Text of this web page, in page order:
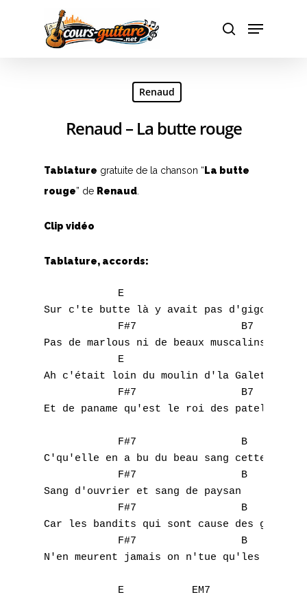
Hit enter to search or ESC to close
Renaud
Renaud – La butte rouge
Tablature gratuite de la chanson “ La butte
rouge” de Renaud
Clip vidéo
Tablature, accords:
            E
Sur c'te butte là y avait pas d'gigolette
            F#7                 B7
Pas de marlous ni de beaux muscalins
            E
Ah c'était loin du moulin d'la Galette
            F#7                 B7
Et de paname qu'est le roi des patelins
            F#7                 B
C'qu'elle en a bu du beau sang cette
            F#7                 B
Sang d'ouvrier et sang de paysan
            F#7                 B
Car les bandits qui sont cause des
            F#7                 B
N'en meurent jamais on n'tue qu'les
E           EM7         E6